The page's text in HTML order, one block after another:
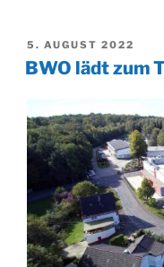
VERÖFFENTLICHT
AM
5. AUGUST 2022
BWO lädt zum